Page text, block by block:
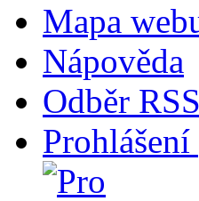
Mapa
Nápověda
Odběr RSS